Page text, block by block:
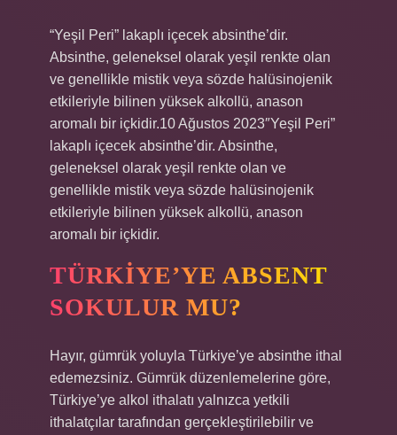
“Yeşil Peri” lakaplı içecek absinthe’dir.
Absinthe, geleneksel olarak yeşil renkte olan
ve genellikle mistik veya sözde halüsinojenik
etkileriyle bilinen yüksek alkollü, anason
aromalı bir içkidir.10 Ağustos 2023″Yeşil Peri”
lakaplı içecek absinthe’dir. Absinthe,
geleneksel olarak yeşil renkte olan ve
genellikle mistik veya sözde halüsinojenik
etkileriyle bilinen yüksek alkollü, anason
aromalı bir içkidir.
TÜRKIYE’YE ABSENT
SOKULUR MU?
Hayır, gümrük yoluyla Türkiye’ye absinthe ithal
edemezsiniz. Gümrük düzenlemelerine göre,
Türkiye’ye alkol ithalatı yalnızca yetkili
ithalatçılar tarafından gerçekleştirilebilir ve